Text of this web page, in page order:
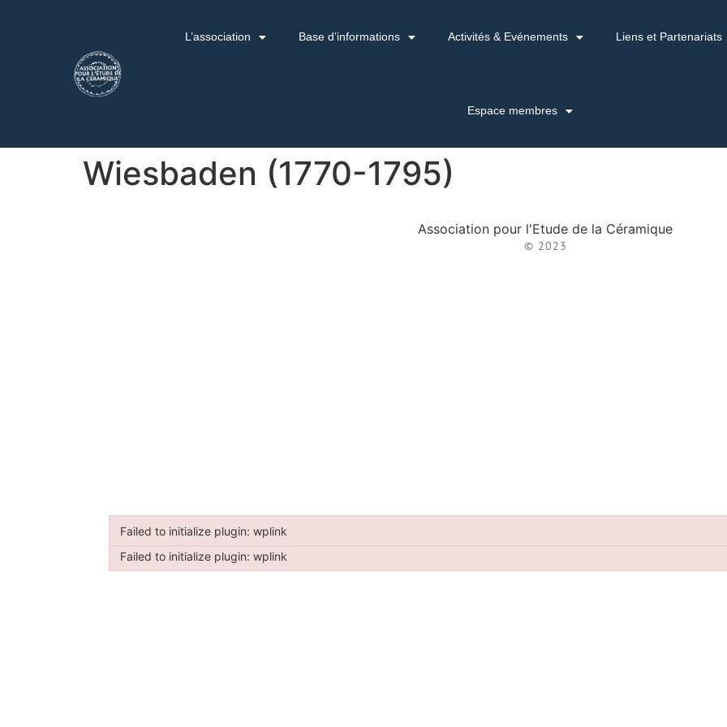
L’association Base d’informations Activités & Evénements Liens et Partenariats
Espace membres
Wiesbaden (1770-1795)
Association pour l'Etude de la Céramique
© 2023
Failed to initialize plugin: wplink
Failed to initialize plugin: wplink
Failed to initialize plugin: wplink